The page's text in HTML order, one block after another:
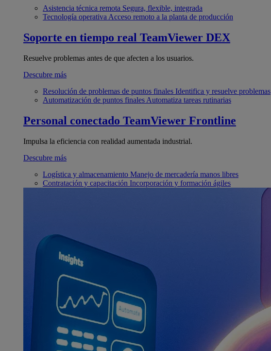
Asistencia técnica remota Segura, flexible, integrada
Tecnología operativa Acceso remoto a la planta de producción
Soporte en tiempo real TeamViewer DEX
Resuelve problemas antes de que afecten a los usuarios.
Descubre más
Resolución de problemas de puntos finales Identifica y resuelve problemas
Automatización de puntos finales Automatiza tareas rutinarias
Personal conectado TeamViewer Frontline
Impulsa la eficiencia con realidad aumentada industrial.
Descubre más
Logística y almacenamiento Manejo de mercadería manos libres
Contratación y capacitación Incorporación y formación ágiles